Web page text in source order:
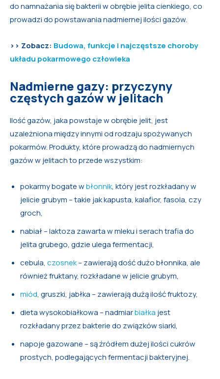
do namnażania się bakterii w obrębie jelita cienkiego, co
prowadzi do powstawania nadmiernej ilości gazów.
>> Zobacz: Budowa, funkcje i najczęstsze choroby
układu pokarmowego człowieka
Nadmierne gazy: przyczyny
częstych gazów w jelitach
Ilość gazów, jaka powstaje w obrębie jelit, jest
uzależniona między innymi od rodzaju spożywanych
pokarmów. Produkty, które prowadzą do nadmiernych
gazów w jelitach to przede wszystkim:
pokarmy bogate wbłonnik, który jest rozkładany w
jelicie grubym – takie jak kapusta, kalafior, fasola, czy
groch,
nabiał – laktoza zawarta w mleku i serach trafia do
jelita grubego, gdzie ulega fermentacji,
cebula, czosnek– zawierają dość dużo błonnika, ale
również fruktany, rozkładane w jelicie grubym,
miód, gruszki, jabłka – zawierają dużą ilość fruktozy,
dieta wysokobiałkowa – nadmiarbiałka jest
rozkładany przez bakterie do związków siarki,
napoje gazowane – są źródłem dużej ilości cukrów
prostych, podlegających fermentacji bakteryjnej.